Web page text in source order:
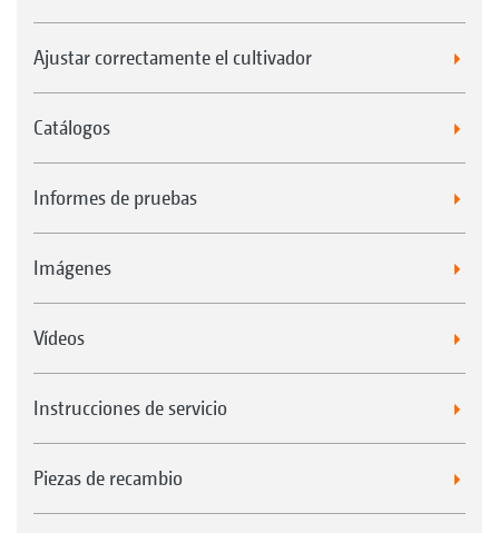
Ajustar correctamente el cultivador
Catálogos
Informes de pruebas
Imágenes
Vídeos
Instrucciones de servicio
Piezas de recambio